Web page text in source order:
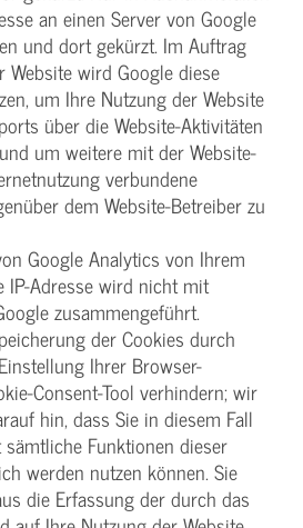
an einen Server von Google
und dort gekürzt. Im Auftrag
Website wird Google diese
um Ihre Nutzung der Website
über die Website-Aktivitäten
um weitere mit der Website-
verbundene
dem Website-Betreiber zu
Google Analytics von Ihrem
IP-Adresse wird nicht mit
zusammengeführt.
der Cookies durch
Ihrer Browser-
Consent-Tool verhindern; wir
hin, dass Sie in diesem Fall
Funktionen dieser
werden nutzen können. Sie
die Erfassung der durch das